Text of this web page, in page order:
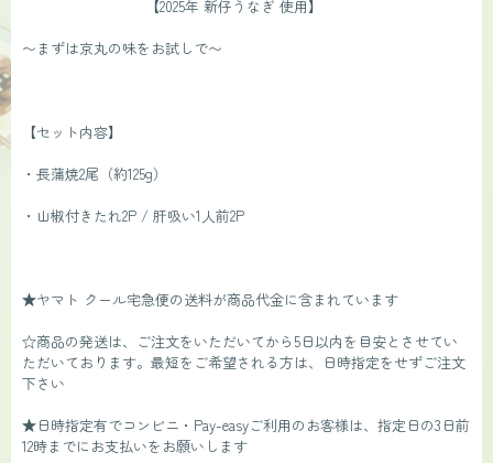
                            【2025年 新仔うなぎ 使用】
〜まずは京丸の味をお試しで〜
【セット内容】
・長蒲焼2尾（約125g）
・山椒付きたれ2P / 肝吸い1人前2P
★ヤマト クール宅急便の送料が商品代金に含まれています
☆商品の発送は、ご注文をいただいてから5日以内を目安とさせてい
ただいております。最短をご希望される方は、日時指定をせずご注文
下さい
★日時指定有でコンビニ・Pay-easyご利用のお客様は、指定日の3日前
12時までにお支払いをお願いします